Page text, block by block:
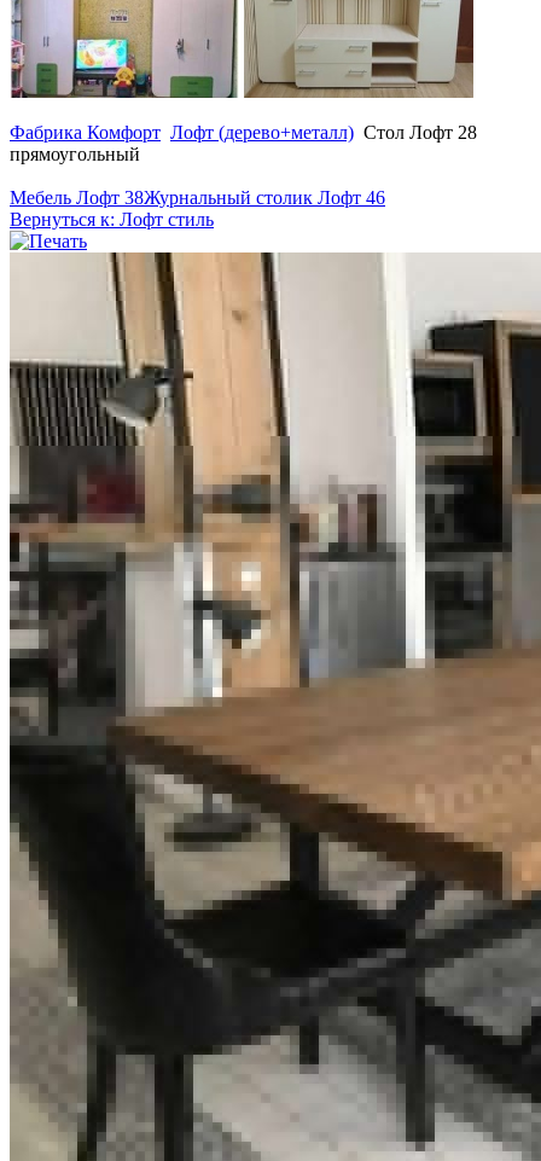
Фабрика Комфорт Лофт (дерево+металл) Стол Лофт 28
прямоугольный
Мебель Лофт 38Журнальный столик Лофт 46
Вернуться к: Лофт стиль